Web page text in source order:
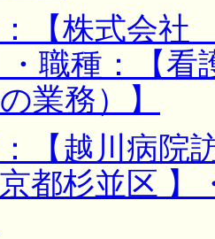
【株式会
職種：【看
業務）】
【越川病院
都杉並区 】